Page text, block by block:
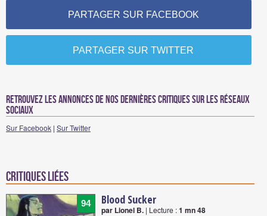
PARTAGER SUR FACEBOOK
PARTAGER SUR TWITTER
Retrouvez les annonces de nos dernières critiques sur les réseaux
sociaux
Sur Facebook | Sur Twitter
Critiques liées
94 Blood Sucker
par Lionel B. | Lecture :1 mn 48